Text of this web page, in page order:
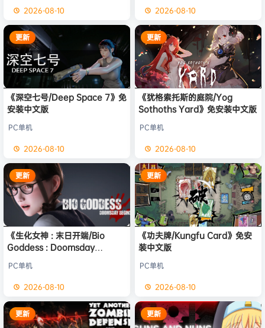
2026-08-10 2026-08-10
更新
《深空七号/Deep Space 7》免
安装中文版
PC单机
2026-08-10
更新
《犹格索托斯的庭院/Yog
Sothoths Yard》免安装中文版
PC单机
2026-08-10
更新
《生化女神 : 末日开端/Bio
Goddess : Doomsday
PC单机
2026-08-10
更新
《功夫牌/Kungfu Card》免安
装中文版
PC单机
2026-08-10
更新 更新